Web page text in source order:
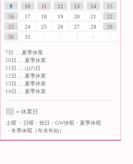
9
10 11 12 13 14
15
16
17 18 19 20 21
22
23
24 25 26 27 28
29
30
31 1 3 4 5
7日 … 夏季休業
10日 … 夏季休業
11日 … 山の日
12日 … 夏季休業
13日 … 夏季休業
14日 … 夏季休業
＝休業日
土曜
・日曜・祝日・GW休暇・夏季休暇
・冬季休暇（年末年始）